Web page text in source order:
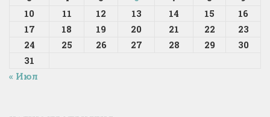
10
11 12 13 14 15
16
17
18 19 20 21 22
23
24
25 26 27 28 29
30
31
« Июл